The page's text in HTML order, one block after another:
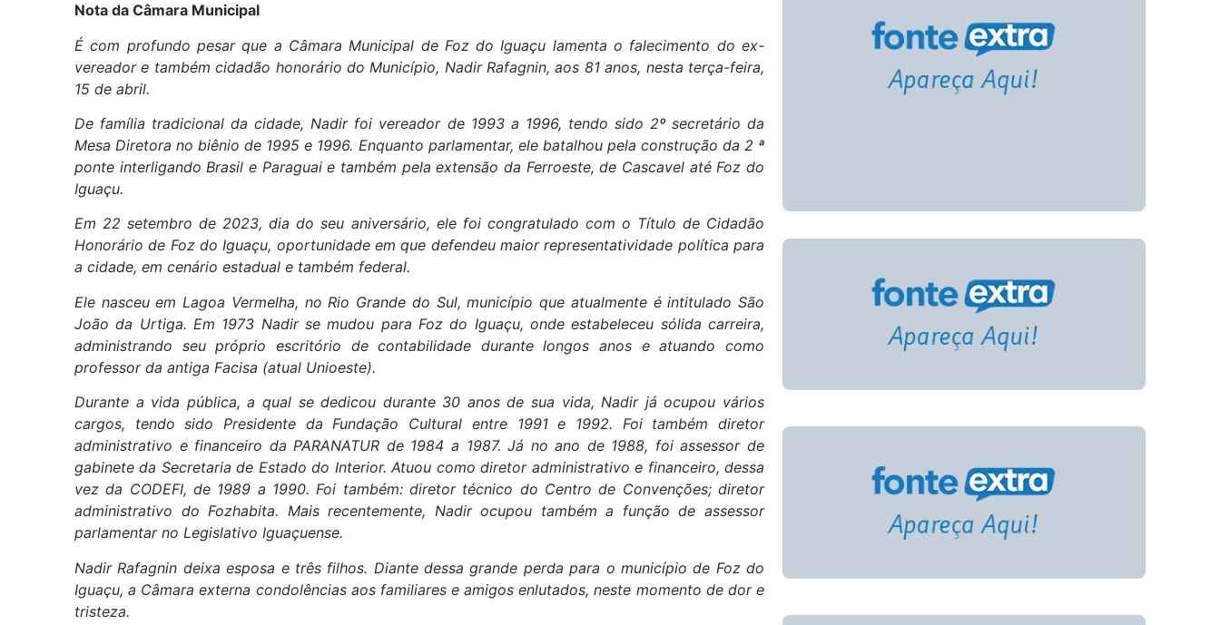
Nota da Câmara Municipal
É com profundo pesar que a Câmara Municipal de Foz do Iguaçu lamenta o falecimento do ex-
vereador e também cidadão honorário do Município, Nadir Rafagnin, aos 81 anos, nesta terça-feira,
15 de abril.
De família tradicional da cidade, Nadir foi vereador de 1993 a 1996, tendo sido 2º secretário da
Mesa Diretora no biênio de 1995 e 1996. Enquanto parlamentar, ele batalhou pela construção da 2 ª
ponte interligando Brasil e Paraguai e também pela extensão da Ferroeste, de Cascavel até Foz do
Iguaçu.
Em 22 setembro de 2023, dia do seu aniversário, ele foi congratulado com o Título de Cidadão
Honorário de Foz do Iguaçu, oportunidade em que defendeu maior representatividade política para
a cidade, em cenário estadual e também federal.
Ele nasceu em Lagoa Vermelha, no Rio Grande do Sul, município que atualmente é intitulado São
João da Urtiga. Em 1973 Nadir se mudou para Foz do Iguaçu, onde estabeleceu sólida carreira,
administrando seu próprio escritório de contabilidade durante longos anos e atuando como
professor da antiga Facisa (atual Unioeste).
Durante a vida pública, a qual se dedicou durante 30 anos de sua vida, Nadir já ocupou vários
cargos, tendo sido Presidente da Fundação Cultural entre 1991 e 1992. Foi também diretor
administrativo e financeiro da PARANATUR de 1984 a 1987. Já no ano de 1988, foi assessor de
gabinete da Secretaria de Estado do Interior. Atuou como diretor administrativo e financeiro, dessa
vez da CODEFI, de 1989 a 1990. Foi também: diretor técnico do Centro de Convenções; diretor
administrativo do Fozhabita. Mais recentemente, Nadir ocupou também a função de assessor
parlamentar no Legislativo Iguaçuense.
Nadir Rafagnin deixa esposa e três filhos. Diante dessa grande perda para o município de Foz do
Iguaçu, a Câmara externa condolências aos familiares e amigos enlutados, neste momento de dor e
tristeza.